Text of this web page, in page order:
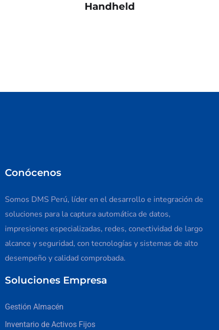
Handheld
Conócenos
Somos DMS Perú, líder en el desarrollo e integración de
soluciones para la captura automática de datos,
impresiones especializadas, redes, conectividad de largo
alcance y seguridad, con tecnologías y sistemas de alto
desempeño y calidad comprobada.
Soluciones Empresa
Gestión Almacén
Inventario de Activos Fijos